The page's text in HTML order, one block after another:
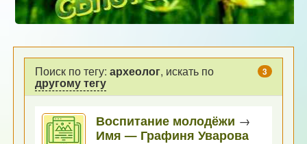
3
Поиск по тегу:археолог, искать по
другому тегу
Воспитание молодёжи →
Имя — Графиня Уварова